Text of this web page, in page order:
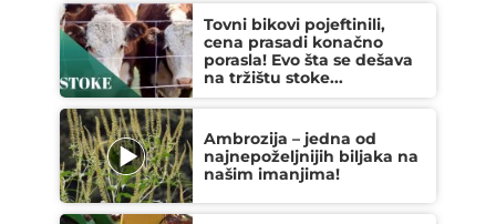
Tovni bikovi pojeftinili,
cena prasadi konačno
porasla! Evo šta se dešava
na tržištu stoke...
Ambrozija – jedna od
najnepoželjnijih biljaka na
našim imanjima!